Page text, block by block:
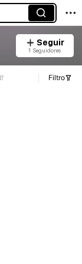
Seguir
1 Seguidores
Filtro